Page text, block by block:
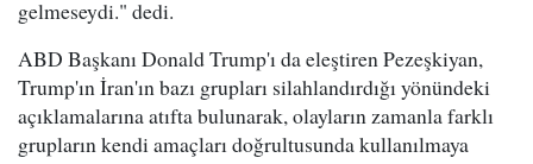
gelmeseydi." dedi.
ABD Başkanı Donald Trump'ı da eleştiren Pezeşkiyan,
Trump'ın İran'ın bazı grupları silahlandırdığı yönündeki
açıklamalarına atıfta bulunarak, olayların zamanla farklı
grupların kendi amaçları doğrultusunda kullanılmaya